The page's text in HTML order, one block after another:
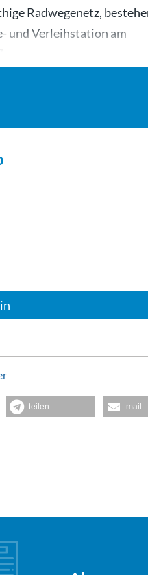
Radwegenetz,
und Verleihstation am
teilen mail